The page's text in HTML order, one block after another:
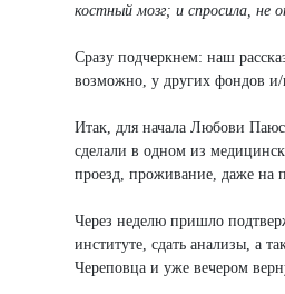
костный мозг; и спросила, не
Сразу подчеркнем: наш
возможно, у других фондов и/
Итак, для начала Любови
сделали в одном из
проезд, проживание, даже на
Через неделю пришло
институте, сдать анализы, а
Череповца и уже вечером